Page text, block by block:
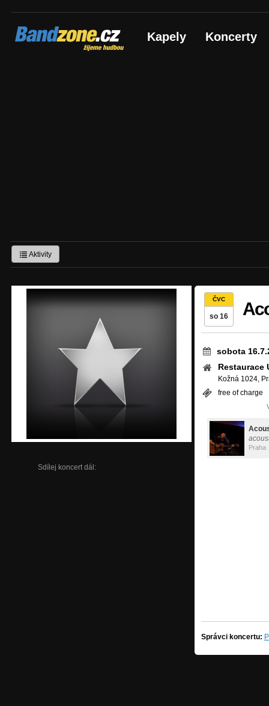
Bandzone.cz
žijeme hudbou Kapely Koncerty
Aktivity
Sdílej koncert dál:
ČVC
so 16
sobota
Restaurace
Kožná 1024,
free of charge
Praha
Správci koncertu: